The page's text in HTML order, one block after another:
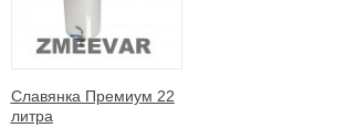
Славянка Премиум 22
литра